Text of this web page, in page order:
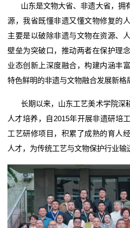
山东是文物大省、非遗大省，拥
源，我省既懂非遗又懂文物修复的
主要是以破除非遗与文物在资源、
壁垒为突破口，推动两者在保护理
业态创新上深度融合，构建内涵丰
特色鲜明的非遗与文物融合发展新格
长期以来，山东工艺美术学院深
人才培养，自2015年开展非遗研培
工艺研修项目，积累了成熟的育人
人才，为传统工艺与文物保护行业输